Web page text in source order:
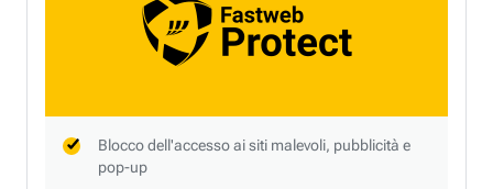
Blocco dell'accesso ai siti malevoli, pubblicità e
pop-up